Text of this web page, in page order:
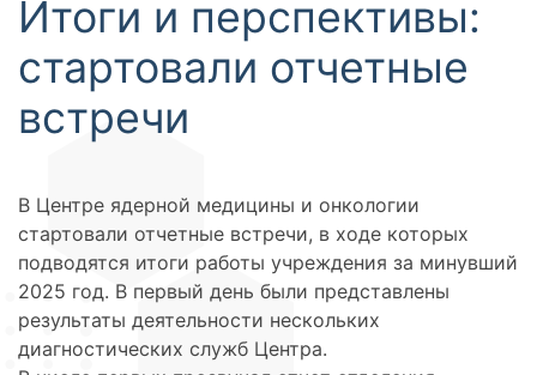
Итоги и перспективы:
стартовали отчетные
встречи
В Центре ядерной медицины и онкологии
стартовали отчетные встречи, в ходе которых
подводятся итоги работы учреждения за минувший
2025 год. В первый день были представлены
результаты деятельности нескольких
диагностических служб Центра.